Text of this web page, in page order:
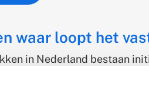
waar loopt het
in Nederland bestaan